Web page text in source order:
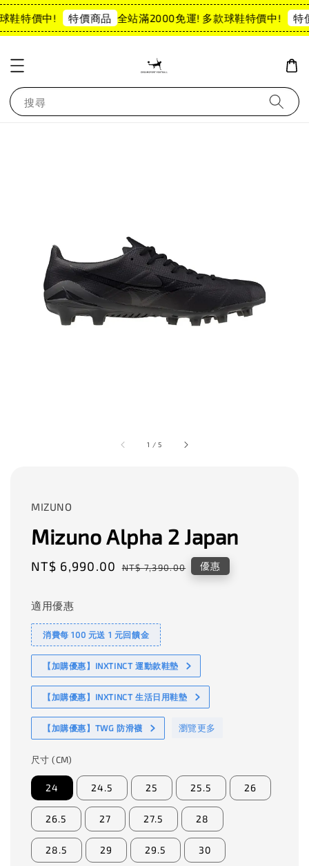
鞋特價中! 特價商品 全站滿2000免運! 多款球鞋特價中! 特
搜尋
1 /5
MIZUNO
Mizuno Alpha 2 Japan
Sale
NT$ 6,990.00 Regular
NT$ 7,390.00 優惠
適用優惠
消費每 100 元送 1 元回饋金
【加購優惠】INXTINCT 運動款鞋墊
【加購優惠】INXTINCT 生活日用鞋墊
【加購優惠】TWG 防滑襪 瀏覽更多
尺寸 (CM)
24 24.5 25 25.5 26
26.5 27 27.5 28
28.5 29 29.5 30